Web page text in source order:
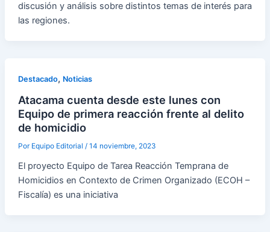
discusión y análisis sobre distintos temas de interés para
las regiones.
Destacado, Noticias
Atacama cuenta desde este lunes con
Equipo de primera reacción frente al delito
de homicidio
Por Equipo Editorial / 14 noviembre, 2023
El proyecto Equipo de Tarea Reacción Temprana de
Homicidios en Contexto de Crimen Organizado (ECOH –
Fiscalía) es una iniciativa